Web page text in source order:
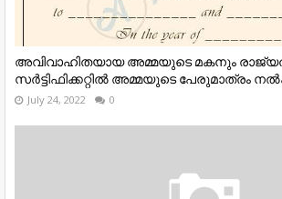
അവിവാഹിതയായ അമ്മയുടെ മകനും
സര്‍ട്ടിഫിക്കറ്റില്‍ അമ്മയുടെ പേരുമാത്രം
July 24, 2022 0